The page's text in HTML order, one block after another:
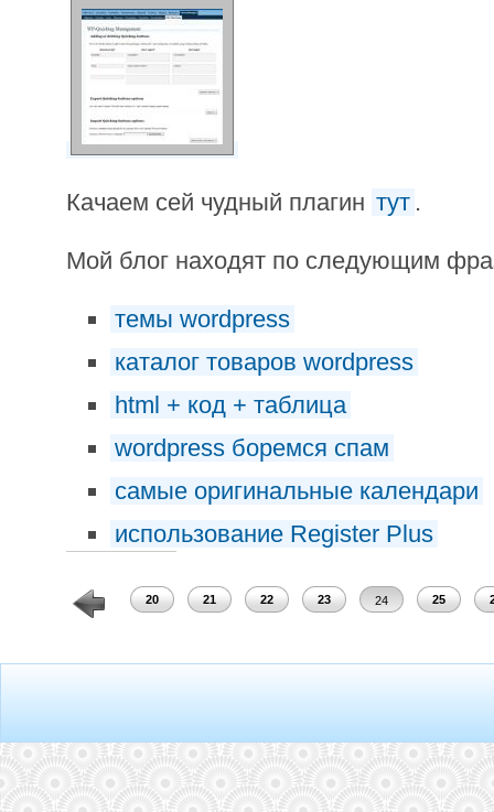
Качаем сей чудный плагин тут .
Мой блог находят по следующим
темы wordpress
каталог товаров wordpress
html + код + таблица
wordpress боремся спам
самые оригинальные календари
использование Register Plus
19 20 21 22 23 24 25